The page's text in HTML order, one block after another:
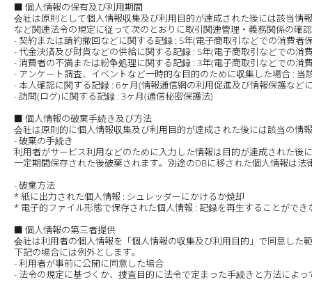
■ 個人情報の保有及び利用期間
会社は原則として個人情報収集及び利用目的が達成された後には該当
など関連法令の規定に従って次のとおりに取引関連管理・義務関係の
- 契約または請約撤回などに関する記録 : 5年(電子商取引などでの消費者
- 代金決済及び財貨などの供給に関する記録 : 5年(電子商取引などでの消
- 消費者の不満または紛争処理に関する記録 : 3年(電子商取引などでの消
- アンケート調査、イベントなど一時的な目的のために収集した場合 :
- 本人確認に関する記録 : 6ヶ月(情報通信網の利用促進及び情報保護など
- 訪問(ログ)に関する記録 : 3ヶ月(通信秘密保護法)
■ 個人情報の破棄手続き及び方法
会社は原則的に個人情報収集及び利用目的が達成された後には該当の
- 破棄の手続き
利用者がサービス利用などのために入力した情報は目的が達成された
一定期間保存された後破棄されます。別途のDBに移された個人情報は
- 破棄方法
* 紙に出力された個人情報 : シュレッダーにかけるか焼却
* 電子的ファイル形態で保存された個人情報 : 記録を再生することがで
■ 個人情報の第三者提供
会社は利用者の個人情報を「個人情報の収集及び利用目的」で同意し
下記の場合には例外とします。
- 利用者が事前に公開に同意した場合
- 法令の規定に基づくか、捜査目的に法令で定まった手続きと方法によ